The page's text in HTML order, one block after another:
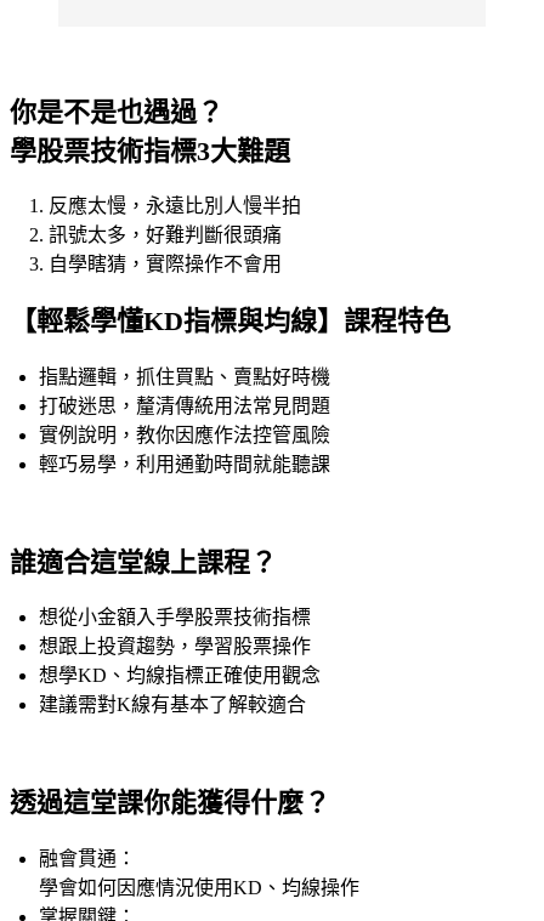
你是不是也遇過？
學股票技術指標3大難題
反應太慢，永遠比別人慢半拍
訊號太多，好難判斷很頭痛
自學瞎猜，實際操作不會用
【輕鬆學懂KD指標與均線】課程特色
指點邏輯，抓住買點、賣點好時機
打破迷思，釐清傳統用法常見問題
實例說明，教你因應作法控管風險
輕巧易學，利用通勤時間就能聽課
誰適合這堂線上課程？
想從小金額入手學股票技術指標
想跟上投資趨勢，學習股票操作
想學KD、均線指標正確使用觀念
建議需對K線有基本了解較適合
透過這堂課你能獲得什麼？
融會貫通：
學會如何因應情況使用KD、均線操作
掌握關鍵：